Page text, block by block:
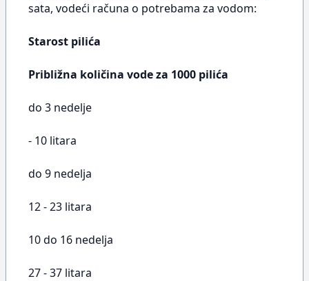
sata, vodeći računa o potrebama za vodom:
Starost pilića
Približna količina vode za 1000 pilića
do 3 nedelje
- 10 litara
do 9 nedelja
12 - 23 litara
10 do 16 nedelja
27 - 37 litara